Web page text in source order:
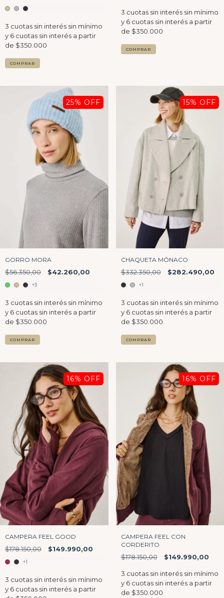
COMPRAR
COMPRAR
25% OFF
GORRO MORA
$56.350,00 $42.260,00
+3
COMPRAR
15% OFF
CHAQUETA MÓNACO
$332.350,00 $282.490,00
+1
COMPRAR
16% OFF
CAMPERA FEEL GOOD
$178.150,00 $149.990,00
+1
16% OFF
CAMPERA FEEL CON
CORDERITO
$178.150,00 $149.990,00